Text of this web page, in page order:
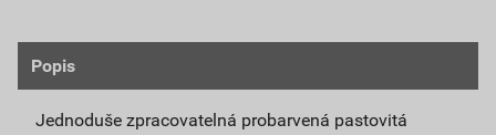
Popis
Jednoduše zpracovatelná probarvená pastovitá